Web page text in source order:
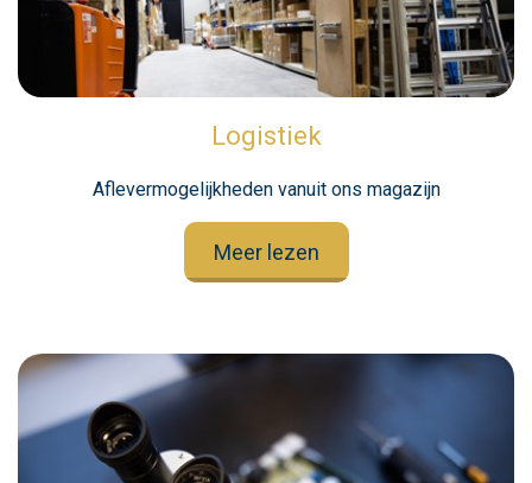
Logistiek
Aflevermogelijkheden vanuit ons magazijn
Meer lezen